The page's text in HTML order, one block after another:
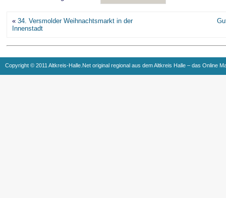
« 34. Versmolder Weihnachtsmarkt in der
Innenstadt
Copyright © 2011 Altkreis-Halle.Net original regional aus dem Altkreis Halle – das Online